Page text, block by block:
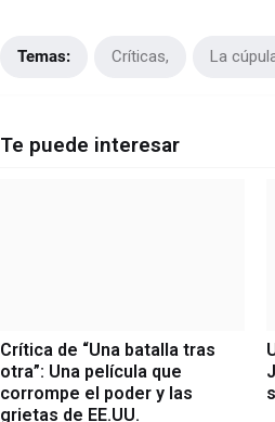
Temas: Críticas La
Te puede interesar
Crítica de “Una batalla tras
otra”: Una película que
corrompe el poder y las
grietas de EE.UU.